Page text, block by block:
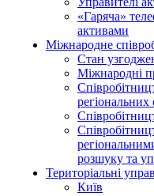
«Гаряча»
активами
Міжнародне
Стан
Міжнародні
регіональних
розшуку та
Територіальні
Київ